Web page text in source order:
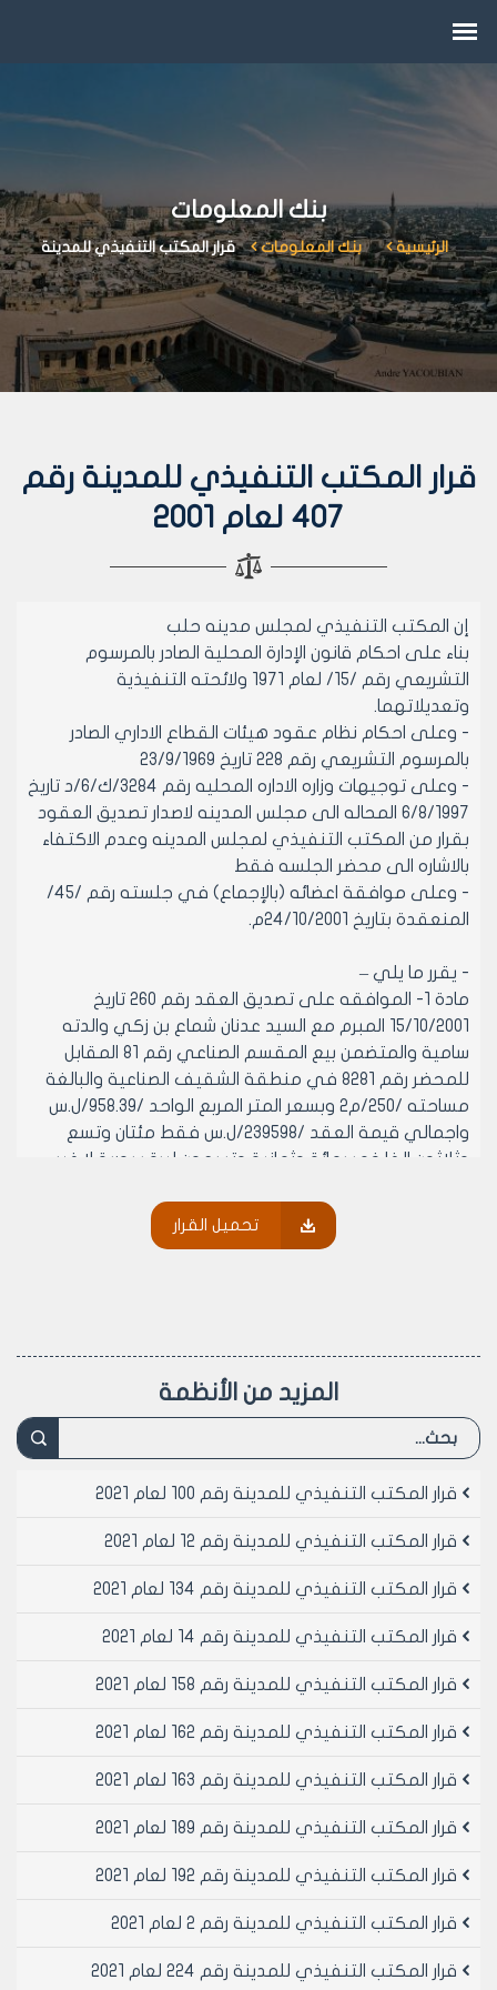
بنك المعلومات
الرئيسية بنك المعلومات قرار المكتب التنفيذي للمدينة
قرار المكتب التنفيذي للمدينة رقم
407 لعام 2001
إن المكتب التنفيذي لمجلس مدينه حلب
بناء على احكام قانون الإدارة المحلية الصادر بالمرسوم
التشريعي رقم /15/ لعام 1971 ولائحته التنفيذية
وتعديلاتهما.
- وعلى احكام نظام عقود هيئات القطاع الاداري الصادر
بالمرسوم التشريعي رقم 228 تاريخ 23/9/1969
- وعلى توجيهات وزاره الاداره المحليه رقم 3284/ك/6/د تاريخ
6/8/1997 المحاله الى مجلس المدينه لاصدار تصديق العقود
بقرار من المكتب التنفيذي لمجلس المدينه وعدم الاكتفاء
بالاشاره الى محضر الجلسه فقط
- وعلى موافقة اعضائه (بالإجماع) في جلسته رقم /45/
المنعقدة بتاريخ 24/10/2001م.
- يقرر ما يلي –
مادة 1- الموافقه على تصديق العقد رقم 260 تاريخ
15/10/2001 المبرم مع السيد عدنان شماع بن زكي والدته
سامية والمتضمن بيع المقسم الصناعي رقم 81 المقابل
للمحضر رقم 8281 في منطقة الشقيف الصناعية والبالغة
مساحته /250/م2 وبسعر المتر المربع الواحد /958.39/ل.س
واجمالي قيمة العقد /239598/ل.س فقط مئتان وتسع
وثلاثون الفا خمسمائة وثمانية وتسعون ليرة سورية لا غير
16/10/2001 المبرم مع السيد جمعة بوزو بن يونس والدته
والبالغة مساحته /260/م2 وبسلفة مبدئية عن قيمة المتر
المربع الواحد /300/ل.س واجمالي السلفة على قيمة العقد
مادة 4- الموافقه على تصديق العقد رقم 264 تاريخ
والمتضمن بيع المقسم الصناعي رقم 43 المخصص لبيع
الاجمالية /350000/ل.س فقط ثلاثمائة وخمسون الف ليرة
24/10/2001 المبرم مع السيد علي خميس بن يحيى والدته
السيارات في ساحة الترانزيت بالراموسة والبالغة قيمته
سورية لا غير
28/10/2001 المبرم مع السيد محمد شحاده بن احمد
ثانية والبالغة قيمته /181258/ل.س فقط مائة واحدى
تحميل القرار
المزيد من الأنظمة
قرار المكتب التنفيذي للمدينة رقم 100 لعام 2021
قرار المكتب التنفيذي للمدينة رقم 12 لعام 2021
قرار المكتب التنفيذي للمدينة رقم 134 لعام 2021
قرار المكتب التنفيذي للمدينة رقم 14 لعام 2021
قرار المكتب التنفيذي للمدينة رقم 158 لعام 2021
قرار المكتب التنفيذي للمدينة رقم 162 لعام 2021
قرار المكتب التنفيذي للمدينة رقم 163 لعام 2021
قرار المكتب التنفيذي للمدينة رقم 189 لعام 2021
قرار المكتب التنفيذي للمدينة رقم 192 لعام 2021
قرار المكتب التنفيذي للمدينة رقم 2 لعام 2021
قرار المكتب التنفيذي للمدينة رقم 224 لعام 2021